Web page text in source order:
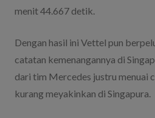
menit 44.667 detik.
Dengan hasil ini Vettel pun
catatan kemenangannya di
dari tim Mercedes justru menuai
kurang meyakinkan di Singapura.